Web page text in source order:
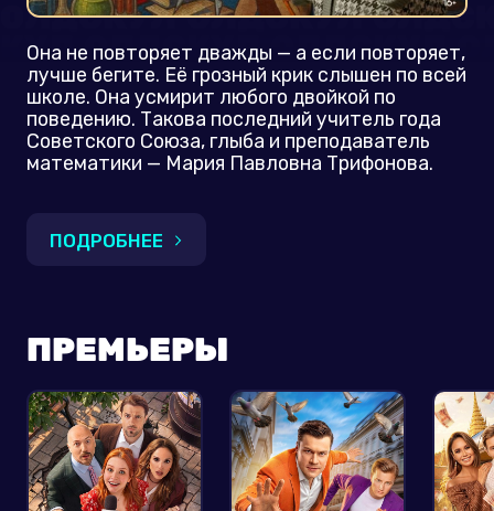
Она не повторяет дважды — а если повторяет,
лучше бегите. Её грозный крик слышен по всей
школе. Она усмирит любого двойкой по
поведению. Такова последний учитель года
Советского Союза, глыба и преподаватель
математики — Мария Павловна Трифонова.
ПОДРОБНЕЕ
ПРЕМЬЕРЫ